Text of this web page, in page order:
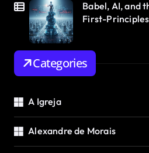
Babel, AI, and
First-
Categories
A Igreja
Alexandre de Morais